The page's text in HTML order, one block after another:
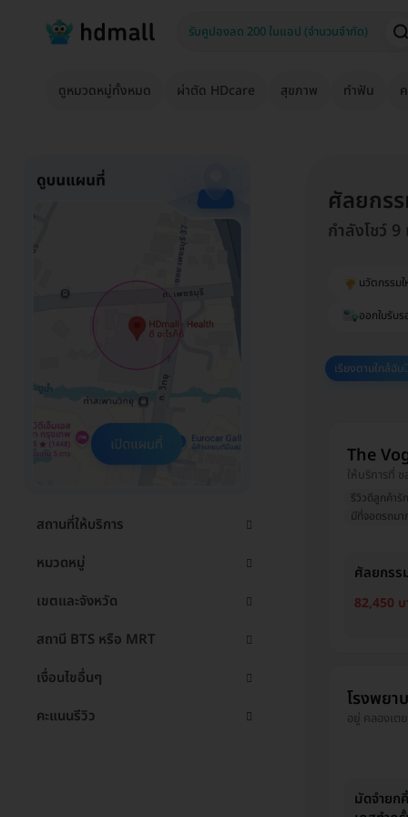
ดูหมวดหมู่ทั้งหมด ผ่าตัด HDcare สุขภาพ ทำฟัน
สถานที่ให้บริการ
หมวดหมู่
เขตและจังหวัด
สถานี BTS หรือ MRT
เงื่อนไขอื่นๆ
คะแนนรีวิว
ศัลยกร
กำลังโชว์
นวัตกรรม
ออกใบรับ
เรียงตามใกล้ฉัน
The
ให้บริการที่
รีวิวดีลูกค้ารัก
มีที่จอดรถม
ศัลยกรร
82,450
โรงพยา
อยู่ คลองเต
มัดจำยก